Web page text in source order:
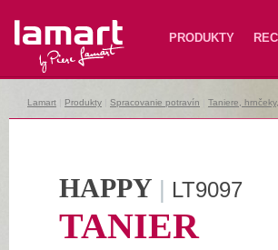
Lamart PRODUKTY
Lamart Produkty Spracovanie potravín Taniere,
HAPPY | LT9097
TANIER